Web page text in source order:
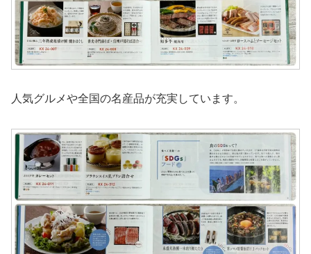
人気グルメや全国の名産品が充実しています。